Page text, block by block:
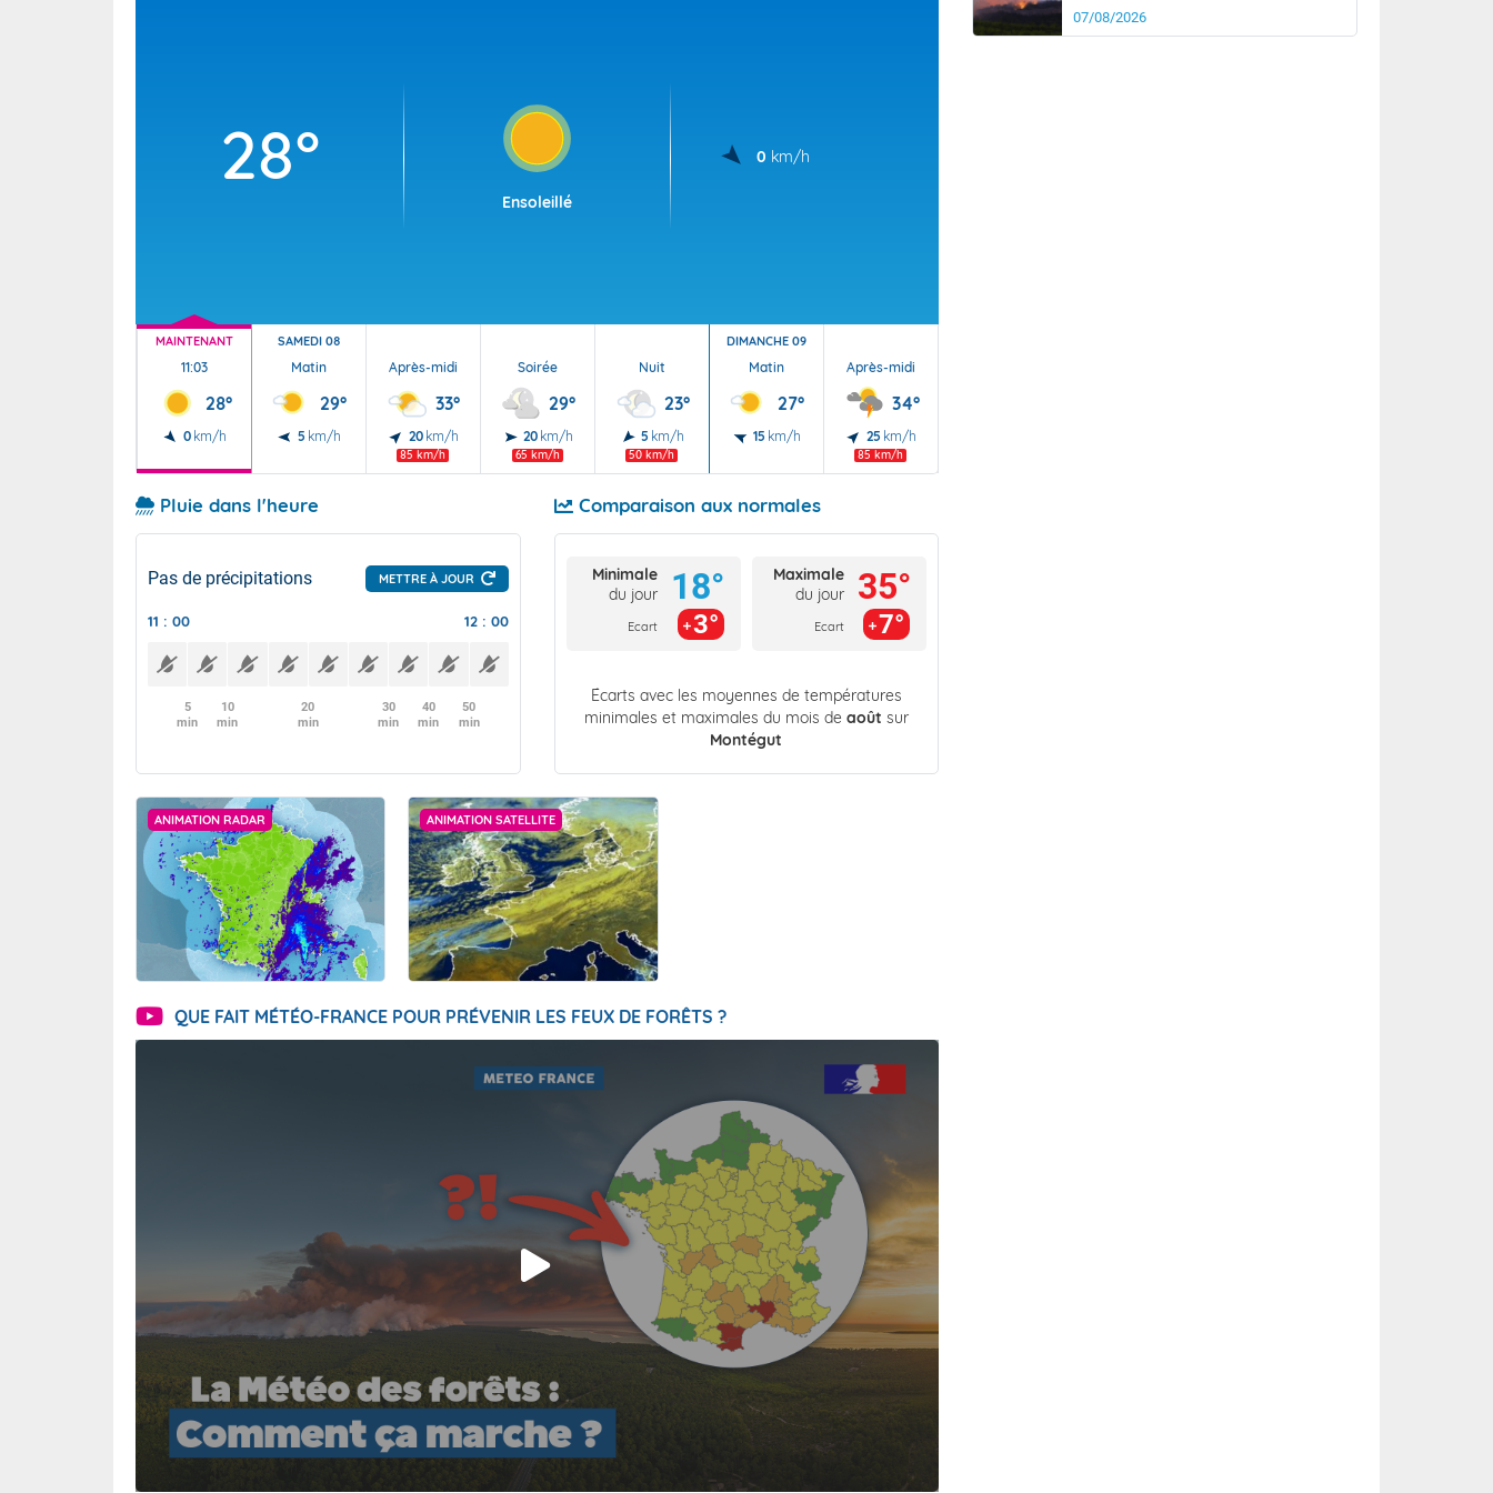
28°
Ensoleillé
0 km/h
MAINTENANT
11:03
28°
0 km/h
SAMEDI 08
Matin
29°
5 km/h
Après-midi
33°
20 km/h
85 km/h
Soirée
29°
20 km/h
65 km/h
Nuit
23°
5 km/h
50 km/h
DIMANCHE 09
Matin
27°
15 km/h
Après-midi
34°
25 km/h
85 km/h
Pluie dans l'heure
Pas de précipitations METTRE À JOUR
11 : 00 12 : 00
5
min
10
min
20
min
30
min
40
min
50
min
Comparaison aux normales
Minimale
du jour
Ecart
18°
3°
Maximale
du jour
Ecart
35°
7°
Écarts avec les moyennes de températures
minimales et maximales du mois de août sur
Montégut
ANIMATION RADAR ANIMATION SATELLITE
QUE FAIT MÉTÉO-FRANCE POUR PRÉVENIR LES FEUX DE FORÊTS ?
07/08/2026